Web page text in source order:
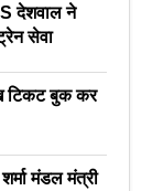
देशवाल ने
सेवा
टिकट बुक कर
मंडल मंत्री